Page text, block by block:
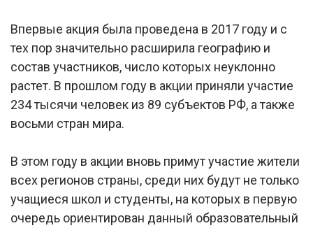
Впервые акция была проведена в 2017 году и с
тех пор значительно расширила географию и
состав участников, число которых неуклонно
растет. В прошлом году в акции приняли участие
234 тысячи человек из 89 субъектов РФ, а также
восьми стран мира.
В этом году в акции вновь примут участие жители
всех регионов страны, среди них будут не только
учащиеся школ и студенты, на которых в первую
очередь ориентирован данный образовательный